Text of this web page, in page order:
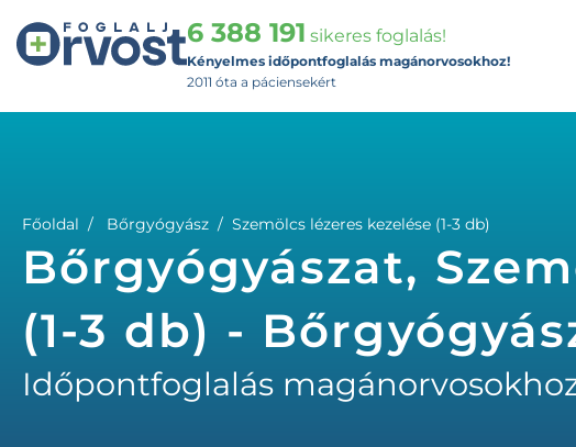
6 388 191 sikeres foglalás!
Kényelmes időpontfoglalás magánorvosokhoz!
2011 óta a páciensekért
Főoldal Bőrgyógyász Szemölcs lézeres kezelése (1-3 db)
Bőrgyógyászat,
(1-3 db) -
Időpontfoglalás